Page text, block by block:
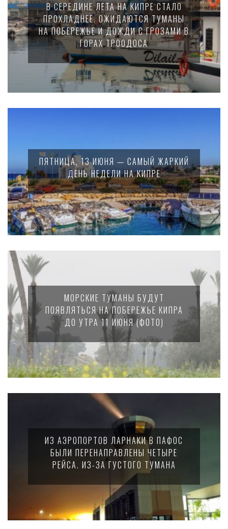
В СЕРЕДИНЕ ЛЕТА НА КИПРЕ СТАЛО
ПРОХЛАДНЕЕ. ОЖИДАЮТСЯ ТУМАНЫ
НА ПОБЕРЕЖЬЕ И ДОЖДИ С ГРОЗАМИ В
ГОРАХ ТРООДОСА
ПЯТНИЦА, 13 ИЮНЯ — САМЫЙ ЖАРКИЙ
ДЕНЬ НЕДЕЛИ НА КИПРЕ
МОРСКИЕ ТУМАНЫ БУДУТ
ПОЯВЛЯТЬСЯ НА ПОБЕРЕЖЬЕ КИПРА
ДО УТРА 11 ИЮНЯ (ФОТО)
ИЗ АЭРОПОРТОВ ЛАРНАКИ В ПАФОС
БЫЛИ ПЕРЕНАПРАВЛЕНЫ ЧЕТЫРЕ
РЕЙСА. ИЗ-ЗА ГУСТОГО ТУМАНА